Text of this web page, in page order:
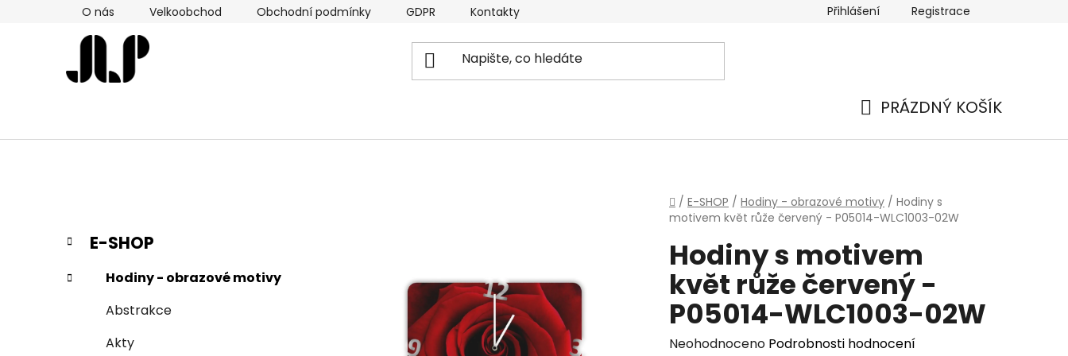
O nás Velkoobchod Obchodní podmínky GDPR Kontakty Přihlášení Registrace
PRÁZDNÝ KOŠÍK
Domů
/ E-SHOP / Hodiny - obrazové motivy / Hodiny s
motivem květ růže červený - P05014-WLC1003-02W
P
s
Přeskočit
kategorie
K
a
t
e
E-SHOP
Hodiny - obrazové motivy
Abstrakce
Akty
Hodiny s motivem
květ růže červený -
P05014-WLC1003-02W
Průměrné
Neohodnoceno Podrobnosti hodnocení